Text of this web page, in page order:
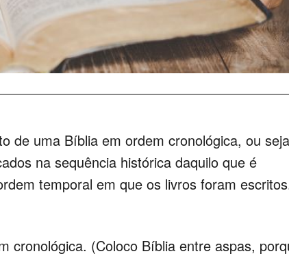
de uma Bíblia em ordem cronológica, ou
na sequência histórica daquilo que é
temporal em que os livros foram
cronológica. (Coloco Bíblia entre aspas,